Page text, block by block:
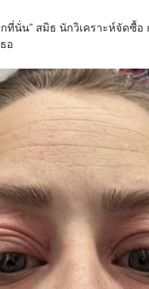
นั่น” สมิธ นักวิเคราะห์จัดซื้อ
อ